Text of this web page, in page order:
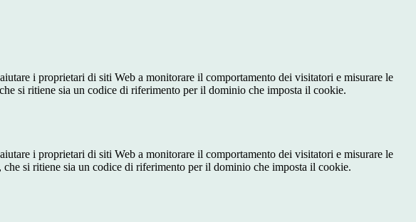
i proprietari di siti Web a monitorare il comportamento dei visitatori e misurare le
si ritiene sia un codice di riferimento per il dominio che imposta il cookie.
i proprietari di siti Web a monitorare il comportamento dei visitatori e misurare le
si ritiene sia un codice di riferimento per il dominio che imposta il cookie.